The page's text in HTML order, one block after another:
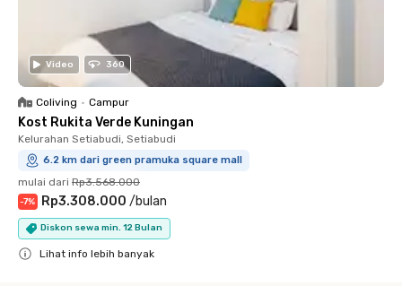
Video 360
Coliving • Campur
Kost Rukita Verde Kuningan
Kelurahan Setiabudi, Setiabudi
6.2 km dari green pramuka square mall
mulai dari Rp3.568.000
-7% Rp3.308.000 /bulan
Diskon sewa min. 12 Bulan
Lihat info lebih banyak